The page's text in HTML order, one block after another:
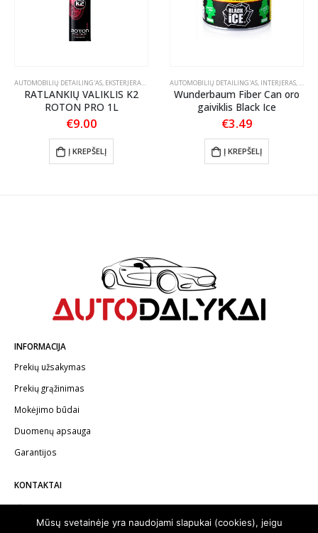
PASTOS
AUTOMOBILIŲ DETAILING'AS, EKSTERJERAS , RATLANKIŲ PRIEŽIŪRA
RATLANKIŲ VALIKLIS K2
ROTON PRO 1L
€9.00
Į KREPŠELĮ
AUTOMOBILIŲ DETAILING'AS, INTERJERAS,
Wunderbaum Fiber Can oro
gaiviklis Black Ice
€3.49
Į KREPŠELĮ
INFORMACIJA
Prekių užsakymas
Prekių grąžinimas
Mokėjimo būdai
Duomenų apsauga
Garantijos
KONTAKTAI
Telefonas:+370 602 62622
El.paštas: info@autodalykai.lt
Mūsų svetainėje yra naudojami slapukai (cookies), jeigu